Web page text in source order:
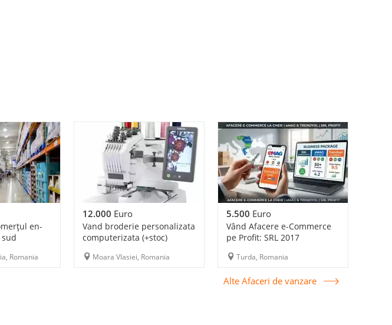
en-
Romania
12.000 Euro
Vand broderie personalizata
computerizata (+stoc)
Moara Vlasiei, Romania
5.500 Euro
Vând Afacere e-Commerce
pe Profit: SRL 2017
Turda, Romania
Alte Afaceri de vanzare